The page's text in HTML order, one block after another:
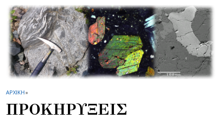
ΑΡΧΙΚΗ»
ΠΡΟΚΗΡΥΞΕΙΣ